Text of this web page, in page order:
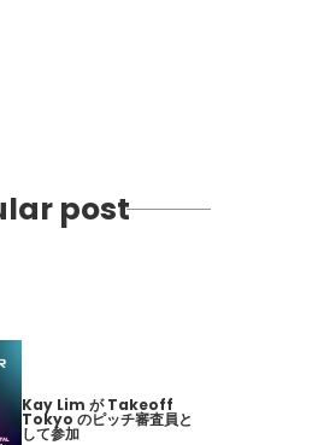
post
Kay Lim が Takeoff
Tokyo のピッチ審査員と
して参加